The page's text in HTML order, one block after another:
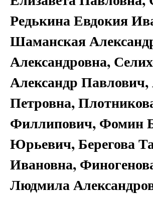
Редькина Евдокия
Шаманская
Александровна,
Александр
Петровна,
Филлипович, Фомин
Юрьевич, Берегова
Ивановна,
Людмила